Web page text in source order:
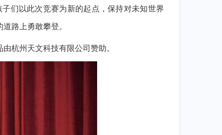
们以此次竞赛为新的起点，保持对未知世界
路上勇敢攀登。
杭州天文科技有限公司赞助。